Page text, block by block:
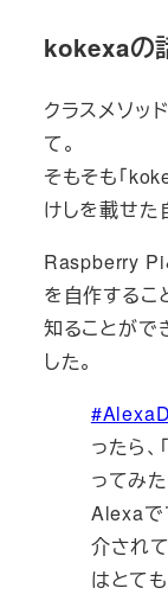
kokexaの
クラスメソッ
て。
そもそも「
けしを載せた
Raspberry Pi
を自作するこ
知ることがで
した。
ったら
ってみ
Alexaで
介され
はとて